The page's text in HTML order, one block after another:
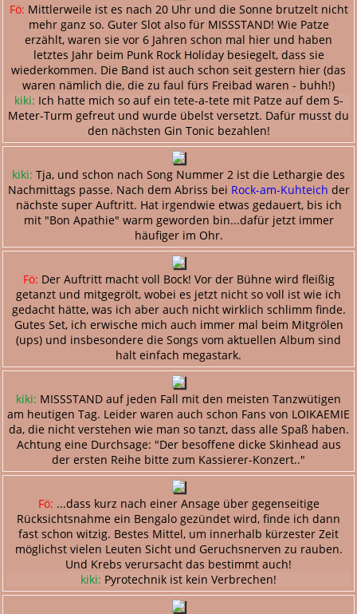
Fö: Mittlerweile ist es nach 20 Uhr und die Sonne brutzelt nicht
mehr ganz so. Guter Slot also für MISSSTAND! Wie Patze
erzählt, waren sie vor 6 Jahren schon mal hier und haben
letztes Jahr beim Punk Rock Holiday besiegelt, dass sie
wiederkommen. Die Band ist auch schon seit gestern hier (das
waren nämlich die, die zu faul fürs Freibad waren - buhh!)
kiki: Ich hatte mich so auf ein tete-a-tete mit Patze auf dem 5-
Meter-Turm gefreut und wurde übelst versetzt. Dafür musst du
den nächsten Gin Tonic bezahlen!
kiki: Tja, und schon nach Song Nummer 2 ist die Lethargie des
Nachmittags passe. Nach dem Abriss bei Rock-am-Kuhteich der
nächste super Auftritt. Hat irgendwie etwas gedauert, bis ich
mit "Bon Apathie" warm geworden bin...dafür jetzt immer
häufiger im Ohr.
Fö: Der Auftritt macht voll Bock! Vor der Bühne wird fleißig
getanzt und mitgegrölt, wobei es jetzt nicht so voll ist wie ich
gedacht hätte, was ich aber auch nicht wirklich schlimm finde.
Gutes Set, ich erwische mich auch immer mal beim Mitgrölen
(ups) und insbesondere die Songs vom aktuellen Album sind
halt einfach megastark.
kiki: MISSSTAND auf jeden Fall mit den meisten Tanzwütigen
am heutigen Tag. Leider waren auch schon Fans von LOIKAEMIE
da, die nicht verstehen wie man so tanzt, dass alle Spaß haben.
Achtung eine Durchsage: "Der besoffene dicke Skinhead aus
der ersten Reihe bitte zum Kassierer-Konzert.."
Fö: ...dass kurz nach einer Ansage über gegenseitige
Rücksichtsnahme ein Bengalo gezündet wird, finde ich dann
fast schon witzig. Bestes Mittel, um innerhalb kürzester Zeit
möglichst vielen Leuten Sicht und Geruchsnerven zu rauben.
Und Krebs verursacht das bestimmt auch!
kiki: Pyrotechnik ist kein Verbrechen!